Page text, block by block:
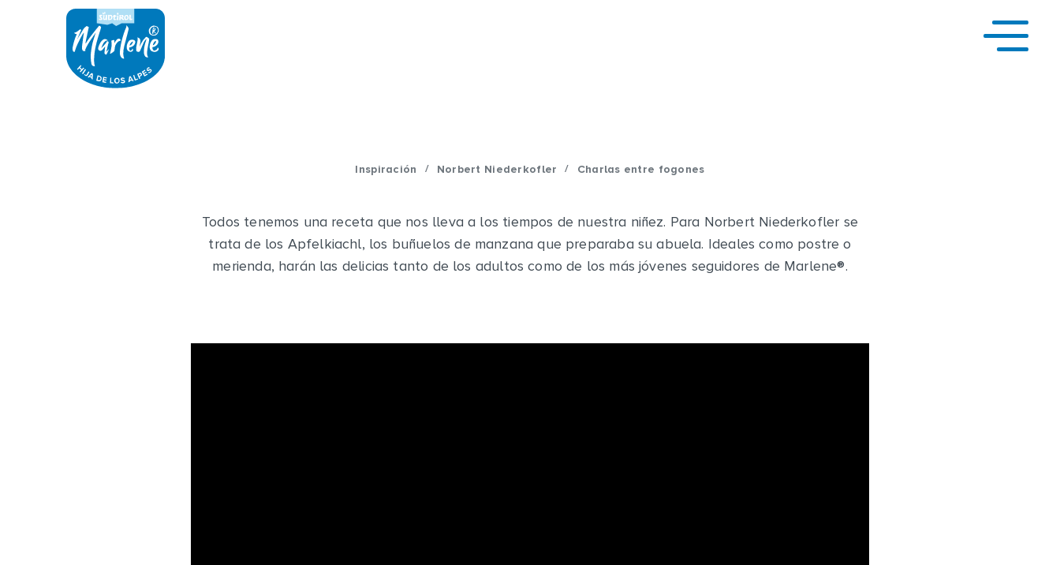
Inspiración / Norbert Niederkofler / Charlas entre fogones
Todos tenemos una receta que nos lleva a los tiempos de nuestra niñez. Para Norbert Niederkofler se
trata de los Apfelkiachl, los buñuelos de manzana que preparaba su abuela. Ideales como postre o
merienda, harán las delicias tanto de los adultos como de los más jóvenes seguidores de Marlene®.